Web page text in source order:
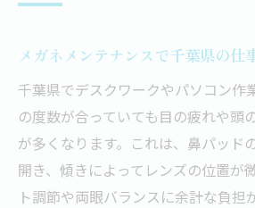
千葉県でメガネの調子が気にな
相談先
千葉メガネ修理専門工房
ポイント
千葉県内でメガネ調整や
メガネメンテナンスで千葉県の仕
千葉県でデスクワークやパソコン作
の度数が合っていても目の疲れや頭
が多くなります。これは、鼻パッド
開き、傾きによってレンズの位置が
ト調節や両眼バランスに余計な負担